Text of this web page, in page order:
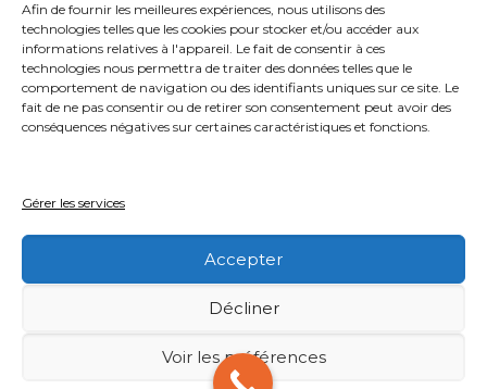
Afin de fournir les meilleures expériences, nous utilisons des
technologies telles que les cookies pour stocker et/ou accéder aux
informations relatives à l'appareil. Le fait de consentir à ces
technologies nous permettra de traiter des données telles que le
comportement de navigation ou des identifiants uniques sur ce site. Le
fait de ne pas consentir ou de retirer son consentement peut avoir des
conséquences négatives sur certaines caractéristiques et fonctions.
Gérer les services
Accepter
Décliner
Voir les préférences
Gestion locative 1er arrondissement
Gestion locative 2eme arrondissement
Gestion locative 3eme arrondissement
Gestion locative 4eme arrondissement
Gestion locative 5eme arrondissement
Gestion locative 6eme arrondissement